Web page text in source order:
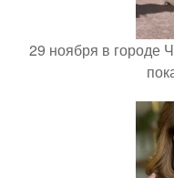
29 ноября в городе